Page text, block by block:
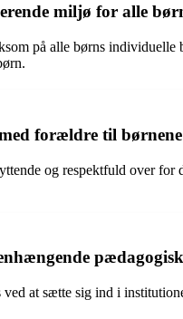
miljø for alle
på alle børns individuelle
forældre til børnene
og respektfuld over
at sætte sig ind i